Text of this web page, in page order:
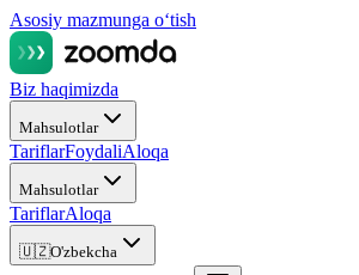
Asosiy mazmunga oʻtish
Biz haqimizda
Mahsulotlar
TariflarFoydaliAloqa
Mahsulotlar
TariflarAloqa
🇺🇿O'zbekcha